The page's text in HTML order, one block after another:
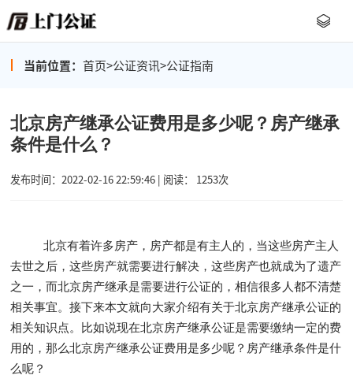
当前位置： 首页>公证资讯>公证指南
北京房产继承公证费用是多少呢？房产继承
条件是什么？
发布时间：2022-02-16 22:59:46 | 阅读： 1253次
北京有着许多房产，房产都是有主人的，当这些房产主人
去世之后，这些房产就需要进行解决，这些房产也就成为了遗产
之一，而北京房产继承是需要进行公证的，相信很多人都不清楚
相关事宜。接下来本文就向大家介绍有关于北京房产继承公证的
相关知识点。比如说现在北京房产继承公证是需要缴纳一定的费
用的，那么北京房产继承公证费用是多少呢？房产继承条件是什
么呢？